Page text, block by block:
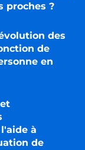
proches ?
des
de
en
à
de